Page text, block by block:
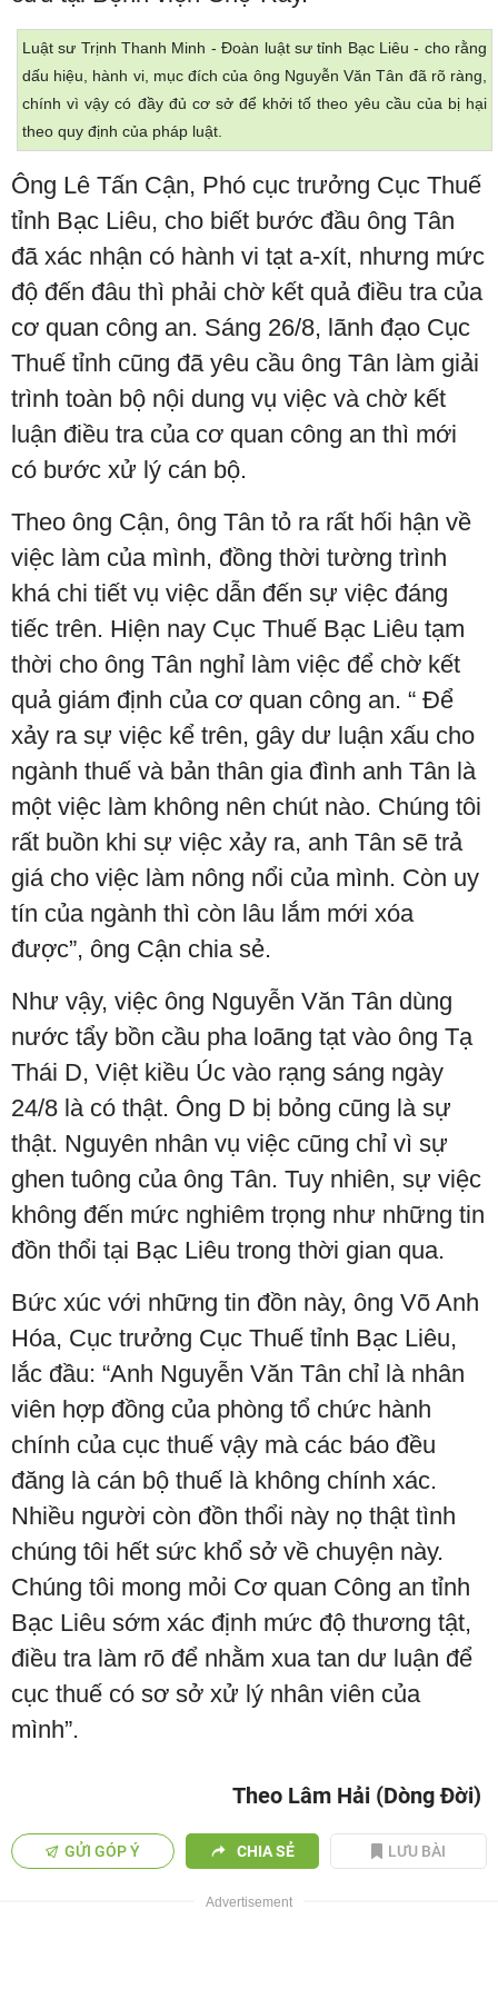
Luật sư Trịnh Thanh Minh - Đoàn luật sư tỉnh Bạc Liêu - cho rằng
dấu hiệu, hành vi, mục đích của ông Nguyễn Văn Tân đã rõ ràng,
chính vì vậy có đầy đủ cơ sở để khởi tố theo yêu cầu của bị hại
theo quy định của pháp luật.
Ông Lê Tấn Cận, Phó cục trưởng Cục Thuế
tỉnh Bạc Liêu, cho biết bước đầu ông Tân
đã xác nhận có hành vi tạt a-xít, nhưng mức
độ đến đâu thì phải chờ kết quả điều tra của
cơ quan công an. Sáng 26/8, lãnh đạo Cục
Thuế tỉnh cũng đã yêu cầu ông Tân làm giải
trình toàn bộ nội dung vụ việc và chờ kết
luận điều tra của cơ quan công an thì mới
có bước xử lý cán bộ.
Theo ông Cận, ông Tân tỏ ra rất hối hận về
việc làm của mình, đồng thời tường trình
khá chi tiết vụ việc dẫn đến sự việc đáng
tiếc trên. Hiện nay Cục Thuế Bạc Liêu tạm
thời cho ông Tân nghỉ làm việc để chờ kết
quả giám định của cơ quan công an. “ Để
xảy ra sự việc kể trên, gây dư luận xấu cho
ngành thuế và bản thân gia đình anh Tân là
một việc làm không nên chút nào. Chúng tôi
rất buồn khi sự việc xảy ra, anh Tân sẽ trả
giá cho việc làm nông nổi của mình. Còn uy
tín của ngành thì còn lâu lắm mới xóa
được”, ông Cận chia sẻ.
Như vậy, việc ông Nguyễn Văn Tân dùng
nước tẩy bồn cầu pha loãng tạt vào ông Tạ
Thái D, Việt kiều Úc vào rạng sáng ngày
24/8 là có thật. Ông D bị bỏng cũng là sự
thật. Nguyên nhân vụ việc cũng chỉ vì sự
ghen tuông của ông Tân. Tuy nhiên, sự việc
không đến mức nghiêm trọng như những tin
đồn thổi tại Bạc Liêu trong thời gian qua.
Bức xúc với những tin đồn này, ông Võ Anh
Hóa, Cục trưởng Cục Thuế tỉnh Bạc Liêu,
lắc đầu: “Anh Nguyễn Văn Tân chỉ là nhân
viên hợp đồng của phòng tổ chức hành
chính của cục thuế vậy mà các báo đều
đăng là cán bộ thuế là không chính xác.
Nhiều người còn đồn thổi này nọ thật tình
chúng tôi hết sức khổ sở về chuyện này.
Chúng tôi mong mỏi Cơ quan Công an tỉnh
Bạc Liêu sớm xác định mức độ thương tật,
điều tra làm rõ để nhằm xua tan dư luận để
cục thuế có sơ sở xử lý nhân viên của
mình”.
Theo Lâm Hải (Dòng Đời)
GỬI GÓP Ý CHIA SẺ LƯU BÀI